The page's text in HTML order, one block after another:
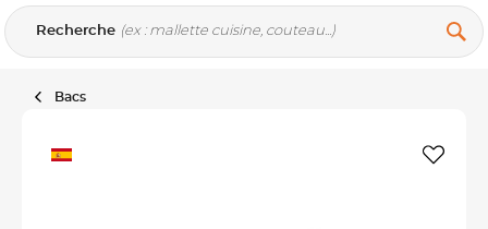
Recherche
Bacs